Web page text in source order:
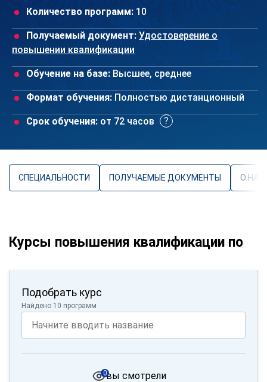
Количество программ: 10
Получаемый документ: Удостоверение о
повышении квалификации
Обучение на базе: Высшее, среднее
Формат обучения: Полностью дистанционный
Срок обучения: от 72 часов
СПЕЦИАЛЬНОСТИ ПОЛУЧАЕМЫЕ ДОКУМЕНТЫ О
Курсы повышения квалификации по
Подобрать курс
Найдено 10 программ
вы смотрели
0